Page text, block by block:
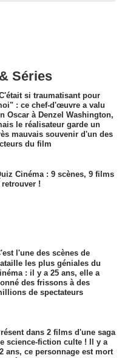
Séries
si traumatisant pour
: ce chef-d'œuvre a valu
Oscar à Denzel Washington,
le réalisateur garde un
mauvais souvenir d'un des
du film
Cinéma : 9 scènes, 9 films
retrouver !
l'une des scènes de
les plus géniales du
: il y a 25 ans, elle a
des frissons à des
de spectateurs
dans 2 films d'une saga
science-fiction culte ! Il y a
ans, ce personnage est mort